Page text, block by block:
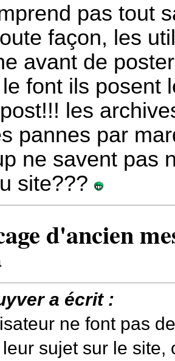
pas tout
façon, les
avant de
font ils posent
les
pannes par
ne savent pas
site???
d'ancien
a écrit :
ne font pas
sujet sur le